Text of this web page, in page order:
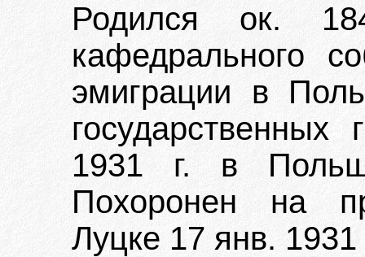
Родился ок.
кафедрального
эмиграции в
1931 г. в
Похоронен на
Луцке 17 янв. 1931